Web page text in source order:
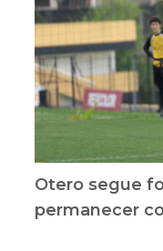
Otero segue
permanecer